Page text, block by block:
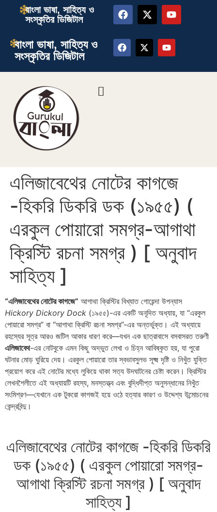
বাংলা ভাষা, সাহিত্য ও
সংস্কৃতির ডিজিটাল
বাংলা ভাষা, সাহিত্য ও
সংস্কৃতির ডিজিটাল
এলিজাবেথের নোটের কাগজে
-হিকরি ডিকরি ডক (১৯৫৫) (
এরকুল পোয়ারো সমগ্র-আগাথা
ক্রিস্টি রচনা সমগ্র ) [ অনুবাদ
সাহিত্য ]
“এলিজাবেথের নোটের কাগজে” আগাথা ক্রিস্টির বিখ্যাত গোয়েন্দা উপন্যাস
Hickory Dickory Dock (১৯৫৫)-এর একটি অনূদিত অধ্যায়, যা “এরকুল
পোয়ারো সমগ্র” বা “আগাথা ক্রিস্টি রচনা সমগ্র”-এর অন্তর্ভুক্ত। এই অধ্যায়ে
রহস্যের সূত্র আরও জটিল আকার ধারণ করে—যখন এক ছাত্রাবাসে বসবাসরত তরুণী
এলিজাবেথ-এর নোটবুকে এমন কিছু অদ্ভুত লেখা ও চিহ্ন আবিষ্কৃত হয়, যা পুরো
ঘটনার মোড় ঘুরিয়ে দেয়। এরকুল পোয়ারো তার স্বভাবসুলভ সূক্ষ্ম দৃষ্টি ও নিখুঁত যুক্তি
প্রয়োগ করে এই নোটের মধ্যে লুকিয়ে থাকা সত্য উদঘাটনের চেষ্টা করেন। ক্রিস্টির
লেখনশৈলীতে এই অধ্যায়টি রহস্য, মনস্তত্ত্ব এবং বুদ্ধিদীপ্ত অনুসন্ধানের নিখুঁত
সংমিশ্রণ—যেখানে এক টুকরো কাগজই হয়ে ওঠে হত্যার কারণ ও উদ্দেশ্য উন্মোচনের
কেন্দ্রবিন্দু।
এলিজাবেথের নোটের কাগজে -হিকরি ডিকরি
ডক (১৯৫৫) ( এরকুল পোয়ারো সমগ্র-
আগাথা ক্রিস্টি রচনা সমগ্র ) [ অনুবাদ
সাহিত্য ]